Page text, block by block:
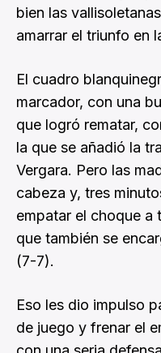
bien las
amarrar el triunfo en
El cuadro
marcador, con una
que logró rematar,
la que se añadió la
Vergara. Pero las
cabeza y, tres
empatar el choque a
que también se
(7-7).
Eso les dio impulso
de juego y frenar el